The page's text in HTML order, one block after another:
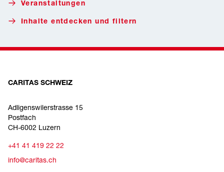
Veranstaltungen
Inhalte entdecken und filtern
CARITAS SCHWEIZ
Adligenswilerstrasse 15
Postfach
CH-6002 Luzern
+41 41 419 22 22
info@caritas.ch